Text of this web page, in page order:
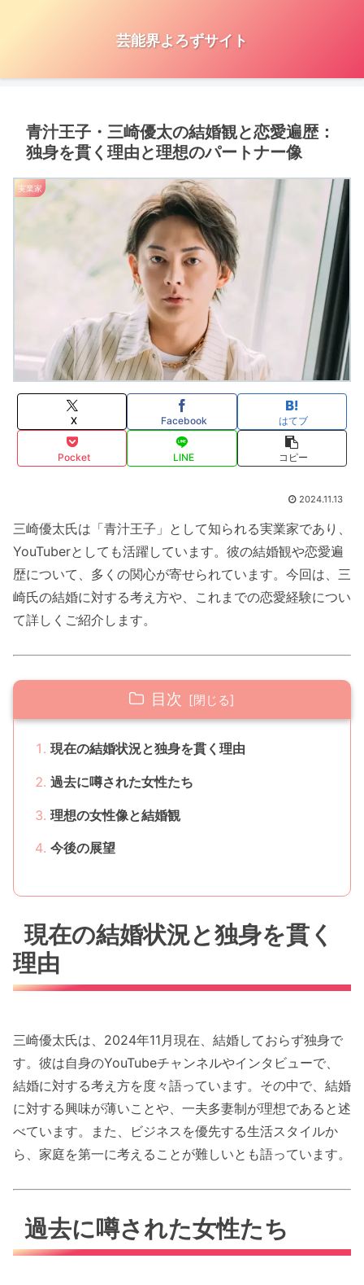
芸能界よろずサイト
青汁王子・三崎優太の結婚観と恋愛遍歴：
独身を貫く理由と理想のパートナー像
実業家
X Facebook はてブ
Pocket LINE コピー
2024.11.13
三崎優太氏は「青汁王子」として知られる実業家であり、
YouTuberとしても活躍しています。彼の結婚観や恋愛遍
歴について、多くの関心が寄せられています。今回は、三
崎氏の結婚に対する考え方や、これまでの恋愛経験につい
て詳しくご紹介します。
目次
現在の結婚状況と独身を貫く理由
過去に噂された女性たち
理想の女性像と結婚観
今後の展望
現在の結婚状況と独身を貫く
理由
三崎優太氏は、2024年11月現在、結婚しておらず独身で
す。彼は自身のYouTubeチャンネルやインタビューで、
結婚に対する考え方を度々語っています。その中で、結婚
に対する興味が薄いことや、一夫多妻制が理想であると述
べています。また、ビジネスを優先する生活スタイルか
ら、家庭を第一に考えることが難しいとも語っています。
過去に噂された女性たち